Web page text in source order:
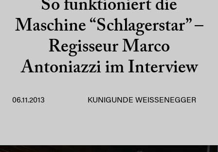
So funktioniert die
Maschine “Schlagerstar” –
Regisseur Marco
Antoniazzi im Interview
06.11.2013 KUNIGUNDE WEISSENEGGER